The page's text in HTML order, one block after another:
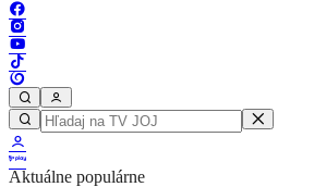
Aktuálne populárne